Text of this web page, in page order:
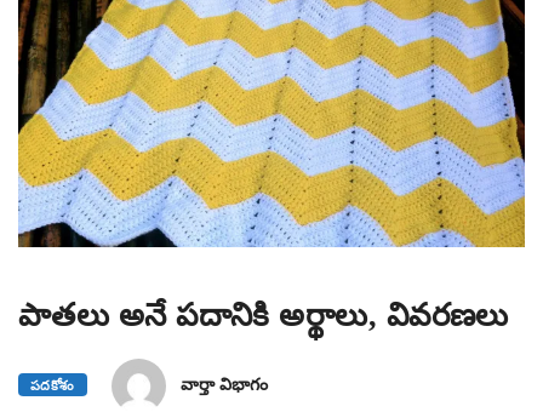
పాతలు అనే పదానికి అర్థాలు, వివరణలు
పదకోశం వార్తా విభాగం